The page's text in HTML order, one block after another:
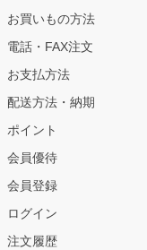
お買いもの方法
電話・FAX注文
お支払方法
配送方法・納期
ポイント
会員優待
会員登録
ログイン
注文履歴